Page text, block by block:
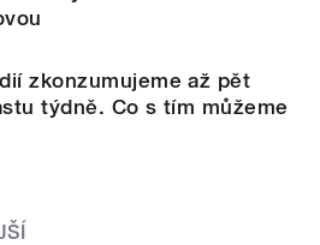
zkonzumujeme až pět
týdně. Co s tím můžeme